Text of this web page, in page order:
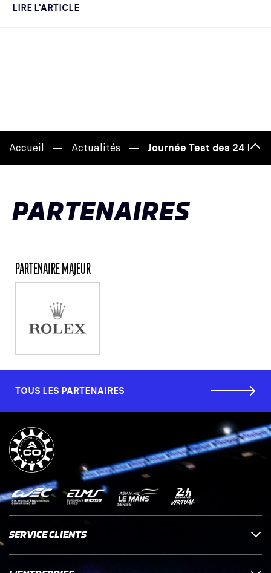
LIRE L'ARTICLE
Accueil Actualités Journée Test des 24
de
PARTENAIRES
PARTENAIRE MAJEUR
TOUS LES PARTENAIRES
SERVICE CLIENTS